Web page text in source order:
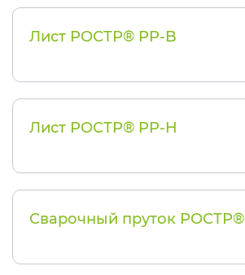
Лист РОСТР® PP-B
Лист РОСТР® PP-H
Сварочный пруток РОСТР®